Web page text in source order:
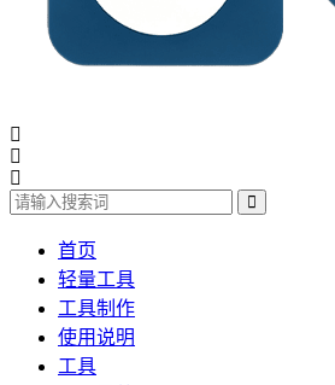
首页
轻量工具
工具制作
使用说明
工具